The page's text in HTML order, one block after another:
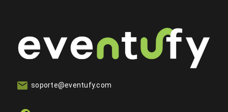
soporte@eventufy.com